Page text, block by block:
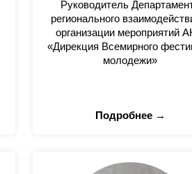
Руководитель
регионального
организации мероприятий
«Дирекция Всемирного
молодежи»
Подробнее →